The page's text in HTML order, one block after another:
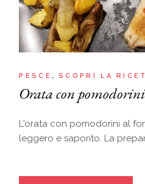
PESCE SCOPRI LA
Orata con
L'orata con pomodorini al
leggero e saporito. La